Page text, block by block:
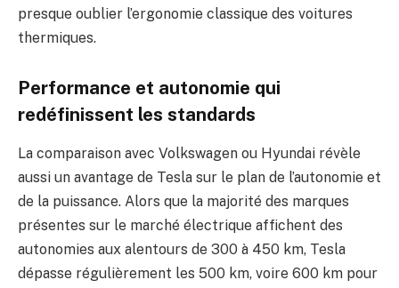
presque oublier l’ergonomie classique des voitures
thermiques.
Performance et autonomie qui
redéfinissent les standards
La comparaison avec Volkswagen ou Hyundai révèle
aussi un avantage de Tesla sur le plan de l’autonomie et
de la puissance. Alors que la majorité des marques
présentes sur le marché électrique affichent des
autonomies aux alentours de 300 à 450 km, Tesla
dépasse régulièrement les 500 km, voire 600 km pour